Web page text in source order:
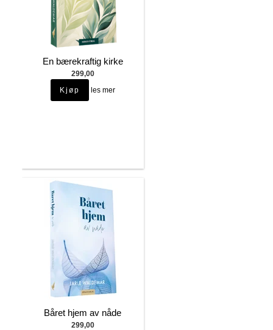
En bærekraftig kirke
299,00
les mer
Båret hjem av nåde
299,00